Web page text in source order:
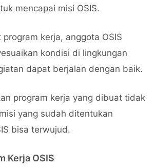
mencapai misi OSIS.
kerja, anggota OSIS
kondisi di lingkungan
dapat berjalan dengan baik.
program kerja yang dibuat tidak
yang sudah ditentukan
bisa terwujud.
Kerja OSIS